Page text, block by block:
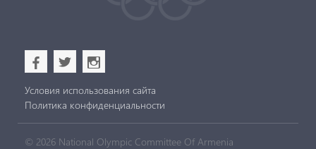
b a x
Условия использования сайта
Политика конфиденциальности
© 2026 National Olympic Committee Of Armenia